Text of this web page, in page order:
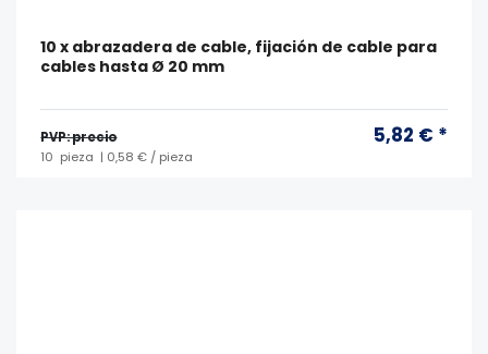
10 x abrazadera de cable, fijación de cable para
cables hasta Ø 20 mm
PVP: precio 5,82 € *
10 pieza | 0,58 € / pieza